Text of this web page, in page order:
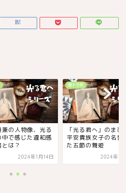
兼の人物像、光る
中で感じた違和感
は？
2024年1月14日
歴ドラ系
「光る君へ」のまひ
平安貴族女子の名誉
た五節の舞姫
2024年1